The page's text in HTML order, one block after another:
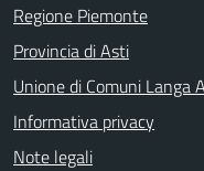
Regione Piemonte
Provincia di Asti
Unione di Comuni Langa
Informativa privacy
Note legali